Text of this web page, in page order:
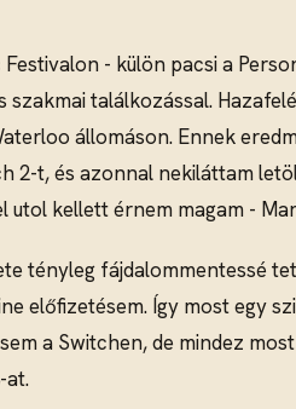
- külön pacsi a
találkozással.
állomáson. Ennek
2-t, és azonnal nekiláttam
utol kellett érnem magam -
tényleg fájdalommentessé
előfizetésem. Így most egy
a Switchen, de mindez
at.